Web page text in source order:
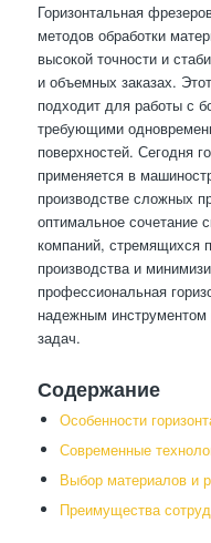
Горизонтальная
методов обработки
высокой точности и
и объемных заказах.
подходит для работы с
требующими
поверхностей. Сегодня
применяется в
производстве сложных
оптимальное сочетание
компаний, стремящихся
производства и
профессиональная
надежным инструментом
задач.
Содержание
Особенности
Современные
Выбор материалов и
Преимущества